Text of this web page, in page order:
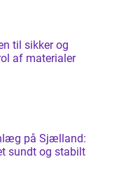
af materialer
på Sjælland:
sundt og stabilt